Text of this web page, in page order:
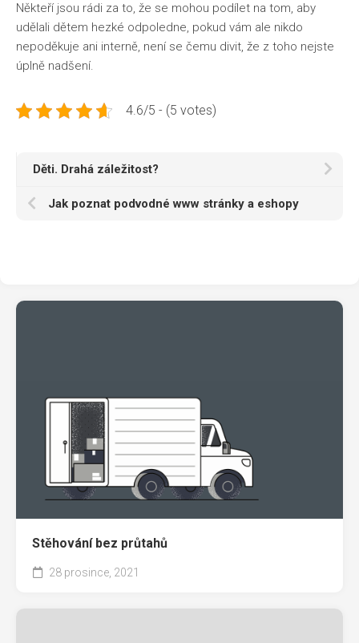
Někteří jsou rádi za to, že se mohou podílet na tom, aby
udělali dětem hezké odpoledne, pokud vám ale nikdo
nepoděkuje ani interně, není se čemu divit, že z toho nejste
úplně nadšení.
4.6/5 - (5 votes)
Děti. Drahá záležitost?
Jak poznat podvodné www stránky a eshopy
Stěhování bez průtahů
28 prosince, 2021